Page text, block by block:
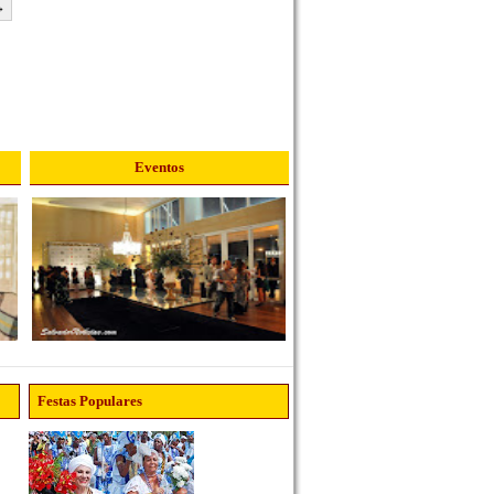
Eventos
Festas Populares